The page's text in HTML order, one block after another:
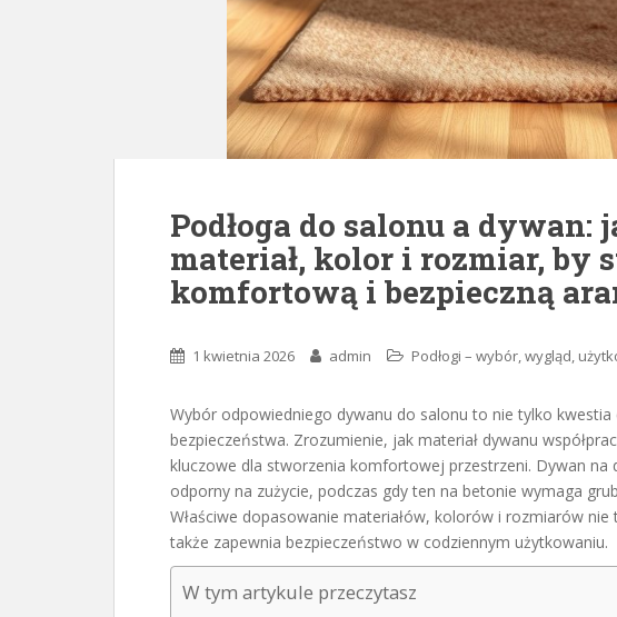
Podłoga do salonu a dywan:
materiał, kolor i rozmiar, by
komfortową i bezpieczną
1 kwietnia 2026 admin Podłogi – wybór, wygląd,
Wybór odpowiedniego dywanu do salonu to nie tylko
bezpieczeństwa. Zrozumienie, jak materiał dywanu
kluczowe dla stworzenia komfortowej przestrzeni. Dywan na
odporny na zużycie, podczas gdy ten na betonie wymaga
Właściwe dopasowanie materiałów, kolorów i rozmiarów
także zapewnia bezpieczeństwo w codziennym użytkowaniu.
W tym artykule przeczytasz